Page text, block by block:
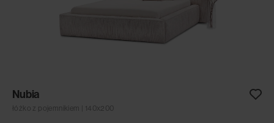
Nubia
łóżko z pojemnikiem | 140x200